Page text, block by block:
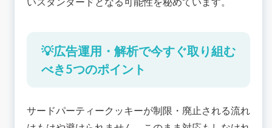
💡広告運用・解析で今すぐ取り組む
べき5つのポイント
サードパーティークッキーが制限・廃止される流れ